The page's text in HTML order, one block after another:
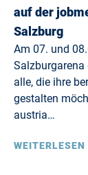
auf der
Salzburg
Am 07. und
alle, die ihre
gestalten
austria…
WEITERLESEN